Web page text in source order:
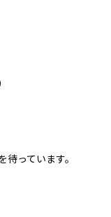
っています。